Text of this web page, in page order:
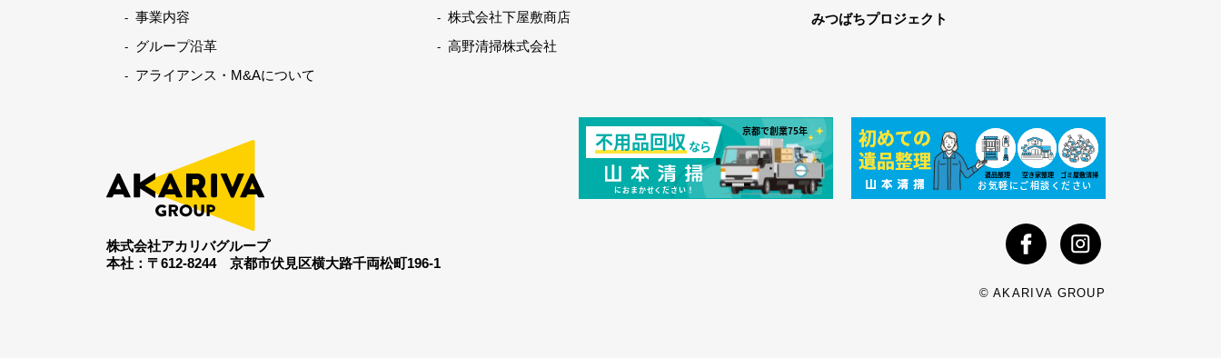
事業内容
グループ沿革
アライアンス・M&Aについて
株式会社下屋敷商店
高野清掃株式会社
みつばちプロジェクト
株式会社アカリバグループ
本社：〒612-8244 京都市伏見区横大路千両松町196-1
© AKARIVA GROUP